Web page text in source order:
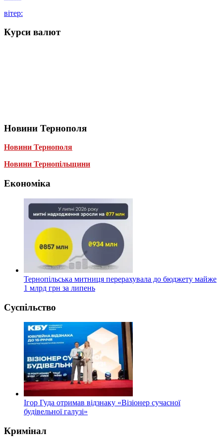
вітер:
Курси валют
Новини Тернополя
Новини Тернополя
Новини Тернопільщини
Економіка
Тернопільська митниця перерахувала до бюджету майже
1 млрд грн за липень
Суспільство
Ігор Гуда отримав відзнаку «Візіонер сучасної
будівельної галузі»
Кримінал